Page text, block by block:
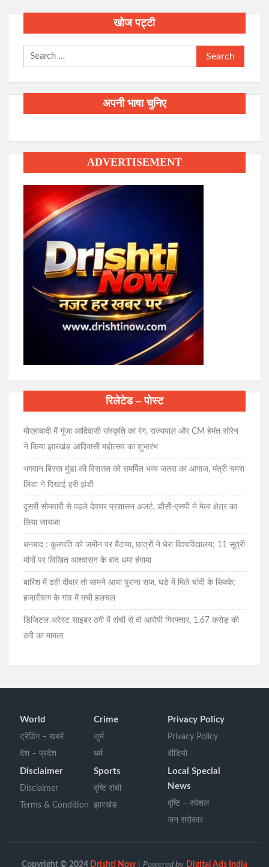
खोज पट्टी
Search
for:
अपनी भाषा चुनिए
ADVERTISEMENT
रिलेटेड – पोस्ट
मोरहाबादी में गूंजा आदिवासी संस्कृति का रंग, राज्यपाल और CM हेमंत सोरेन
ने किया झारखंड आदिवासी महोत्सव का शुभारंभ
भगवान बिरसा मुंडा की विरासत को समर्पित भव्य जतरा का आगाज, मंत्री चमरा
लिंडा ने दिखाई हरी झंडी
दूसरी सोमवारी से पहले देवघर प्रशासन अलर्ट, डीसी-एसपी ने मेला क्षेत्र का
लिया जायजा
धनबाद : कुलपति को जमीन पर बैठाया, छात्रों ने घेरा विश्वविद्यालय; 11 सूत्री
मांगों पर लिखित आश्वासन के बाद थमा हंगामा
बारिश में ढही दीवार तो सामने आया पुराना राज, घड़े में मिले चांदी के सिक्के;
हजारीबाग के गांव में मची हलचल
डिजिटल अरेस्ट साइबर ठगी में रांची से दो आरोपी गिरफ्तार, 1.67 करोड़ की
ठगी का मामला
World
ट्रेंडिंग – खबरें
देश – प्रदेश
Crime
जुर्म
धर्म
Privacy Policy
Privacy Policy
वीडियो
Disclaimer
Disclaimer
Terms & Condition
Sports
दृष्टि रांची
झारखंड
Local Special
News
दृष्टि – स्पेशल
जन सरोकार
Copyright © 2024 Drishti Now| Powered by Digital Ads India